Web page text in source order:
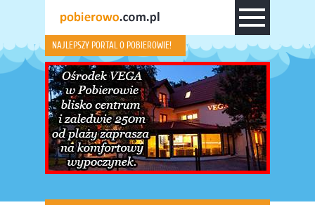
NAJLEPSZY PORTAL O POBIEROWIE!